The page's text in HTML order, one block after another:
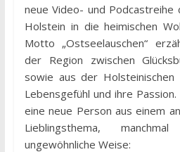
neue Video- und Podcastreihe
Holstein in die heimischen
Motto „Ostseelauschen“
der Region zwischen
sowie aus der Holsteinischen
Lebensgefühl und ihre
eine neue Person aus einem
Lieblingsthema,
ungewöhnliche Weise: